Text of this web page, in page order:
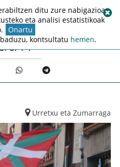
6/14
Urretxu eta Zumarraga
ditu zure nabigazioa
eta analisi estatistikoak
Onartu
kontsultatu hemen.